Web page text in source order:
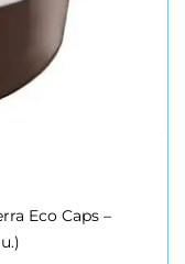
Eco Caps –